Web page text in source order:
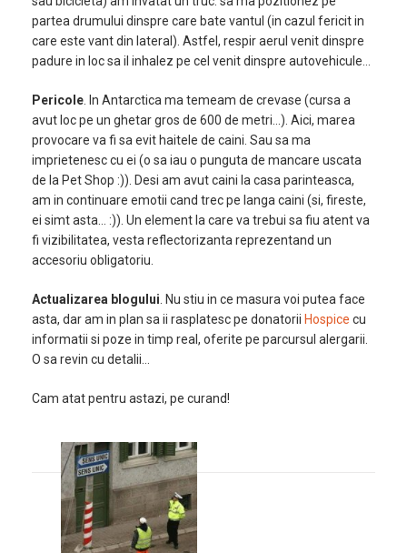
partea drumului dinspre care bate vantul (in cazul fericit in
care este vant din lateral). Astfel, respir aerul venit dinspre
padure in loc sa il inhalez pe cel venit dinspre autovehicule…
Pericole . In Antarctica ma temeam de crevase (cursa a
avut loc pe un ghetar gros de 600 de metri…). Aici, marea
provocare va fi sa evit haitele de caini. Sau sa ma
imprietenesc cu ei (o sa iau o punguta de mancare uscata
de la Pet Shop :)). Desi am avut caini la casa parinteasca,
am in continuare emotii cand trec pe langa caini (si, fireste,
ei simt asta… :)). Un element la care va trebui sa fiu atent va
fi vizibilitatea, vesta reflectorizanta reprezentand un
accesoriu obligatoriu.
Actualizarea blogului . Nu stiu in ce masura voi putea face
asta, dar am in plan sa ii rasplatesc pe donatorii Hospice cu
informatii si poze in timp real, oferite pe parcursul alergarii.
O sa revin cu detalii…
Cam atat pentru astazi, pe curand!